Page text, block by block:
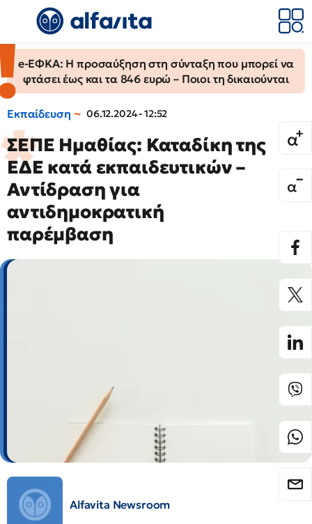
e-ΕΦΚΑ: Η προσαύξηση στη σύνταξη που μπορεί να
φτάσει έως και τα 846 ευρώ – Ποιοι τη δικαιούνται
Εκπαίδευση 06.12.2024 - 12:52
ΣΕΠΕ Ημαθίας: Καταδίκη της
ΕΔΕ κατά εκπαιδευτικών –
Αντίδραση για
αντιδημοκρατική
παρέμβαση
Alfavita Newsroom